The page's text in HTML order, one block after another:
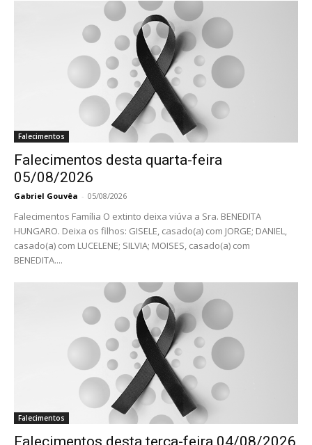
Falecimentos
Falecimentos desta quarta-feira
05/08/2026
Gabriel Gouvêa - 05/08/2026
Falecimentos Família O extinto deixa viúva a Sra. BENEDITA
HUNGARO. Deixa os filhos: GISELE, casado(a) com JORGE; DANIEL,
casado(a) com LUCELENE; SILVIA; MOISES, casado(a) com
BENEDITA....
Falecimentos